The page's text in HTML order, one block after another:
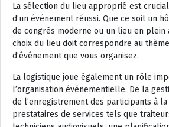
La sélection du lieu approprié est
d’un événement réussi. Que ce soit un
de congrès moderne ou un lieu en plein
choix du lieu doit correspondre au
d’événement que vous organisez.
La logistique joue également un rôle
l’organisation événementielle. De la
de l’enregistrement des participants à
prestataires de services tels que